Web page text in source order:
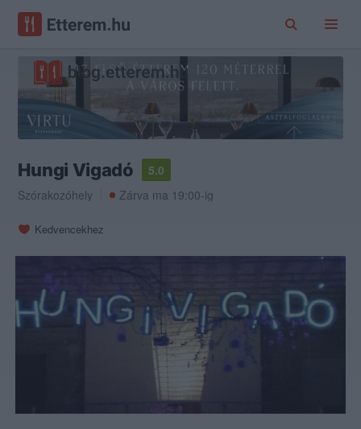
Hungi Vigadó
5.0
Szórakozóhely
Zárva ma 19:00-ig
Kedvencekhez